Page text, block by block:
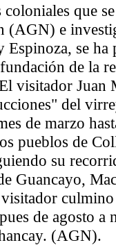
que
(AGN) e
se ha
de la
visitador Juan
del
de marzo
pueblos de
su
Guancayo,
culmino
de agosto a
(AGN).